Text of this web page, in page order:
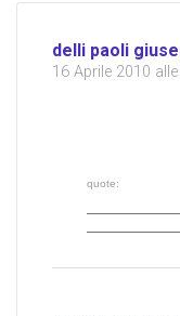
delli paoli
16 Aprile 2010
quote: